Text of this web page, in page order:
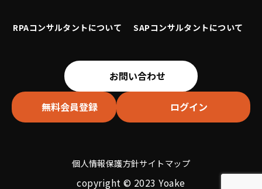
RPAコンサルタントについて SAPコンサルタントについて
お問い合わせ
無料会員登録 ログイン
個人情報保護方針サイトマップ
copyright © 2023 Yoake